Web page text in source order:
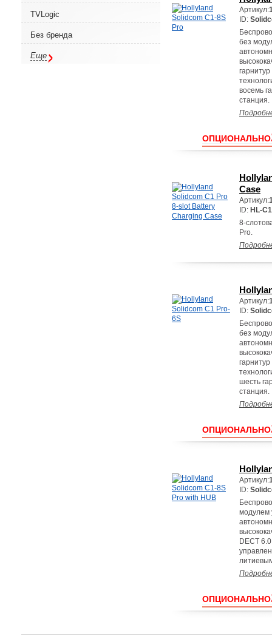
TVLogic
Без бренда
Еще
Артикул:
ID:
без
восемь
станция.
ОПЦИОНАЛЬНО
Case
Артикул:
ID: HL-
8-
Pro.
Артикул:
ID:
без
шесть
станция.
ОПЦИОНАЛЬНО
Артикул:
ID:
модулем
DECT
ОПЦИОНАЛЬНО